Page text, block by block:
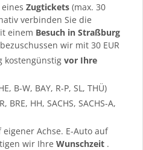
einesZugtickets(max. 30
verbinden Sie die
einem Besuch in Straßburg
wir mit 30 EUR
kostengünstigvor Ihre
B-W, BAY, R-P, SL, THÜ)
BRE, HH, SACHS, SACHS-A,
Achse. E-Auto auf
wir Ihre Wunschzeit .